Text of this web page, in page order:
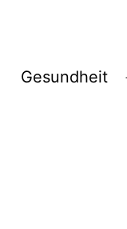
Menü
Gesundheit